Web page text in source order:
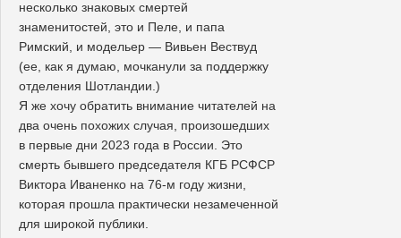
несколько знаковых смертей
знаменитостей, это и Пеле, и папа
Римский, и модельер — Вивьен Вествуд
(ее, как я думаю, мочканули за поддержку
отделения Шотландии.)
Я же хочу обратить внимание читателей на
два очень похожих случая, произошедших
в первые дни 2023 года в России. Это
смерть бывшего председателя КГБ РСФСР
Виктора Иваненко на 76-м году жизни,
которая прошла практически незамеченной
для широкой публики.